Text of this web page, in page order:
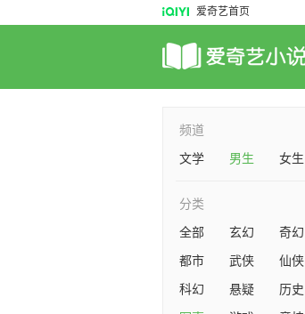
爱奇艺首页
频道
文学
男生 女生
分类
全部
玄幻
奇幻
都市
武侠
仙侠
科幻
悬疑
历史